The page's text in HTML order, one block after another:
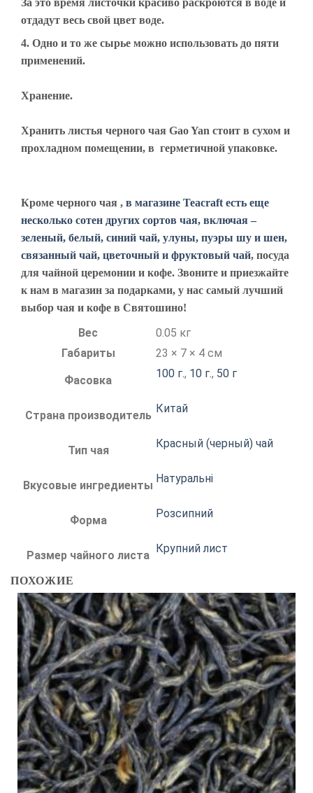
отдадут весь свой цвет воде.
4. Одно и то же сырье можно использовать до пяти
применений.
Хранение.
Хранить листья черного чая Gao Yan стоит в сухом и
прохладном помещении, в герметичной упаковке.
Кроме черного чая , в магазине Teacraft есть еще
несколько сотен других сортов чая, включая –
зеленый, белый, синий чай, улуны, пуэры шу и шен,
связанный чай, цветочный и фруктовый чай, посуда
для чайной церемонии и кофе. Звоните и приезжайте
к нам в магазин за подарками, у нас самый лучший
выбор чая и кофе в Святошино!
Вес
0.05 кг
Габариты
23 × 7 × 4 см
Фасовка
100 г., 10 г., 50 г
Страна производитель
Китай
Тип чая
Красный (черный) чай
Вкусовые ингредиенты
Натуральні
Форма
Розсипний
Размер чайного листа
Крупний лист
ПОХОЖИЕ